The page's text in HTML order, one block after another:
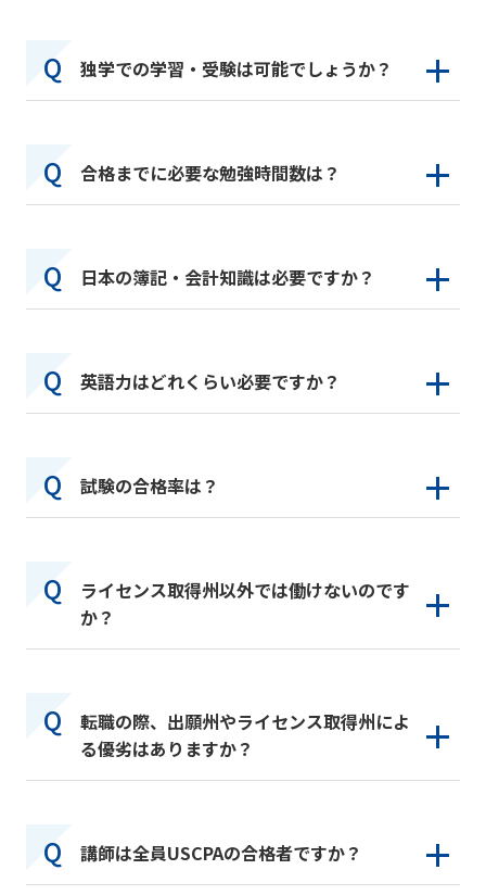
独学での学習・受験は可能でしょうか？
合格までに必要な勉強時間数は？
日本の簿記・会計知識は必要ですか？
英語力はどれくらい必要ですか？
試験の合格率は？
ライセンス取得州以外では働けないのです
か？
転職の際、出願州やライセンス取得州によ
る優劣はありますか？
講師は全員USCPAの合格者ですか？